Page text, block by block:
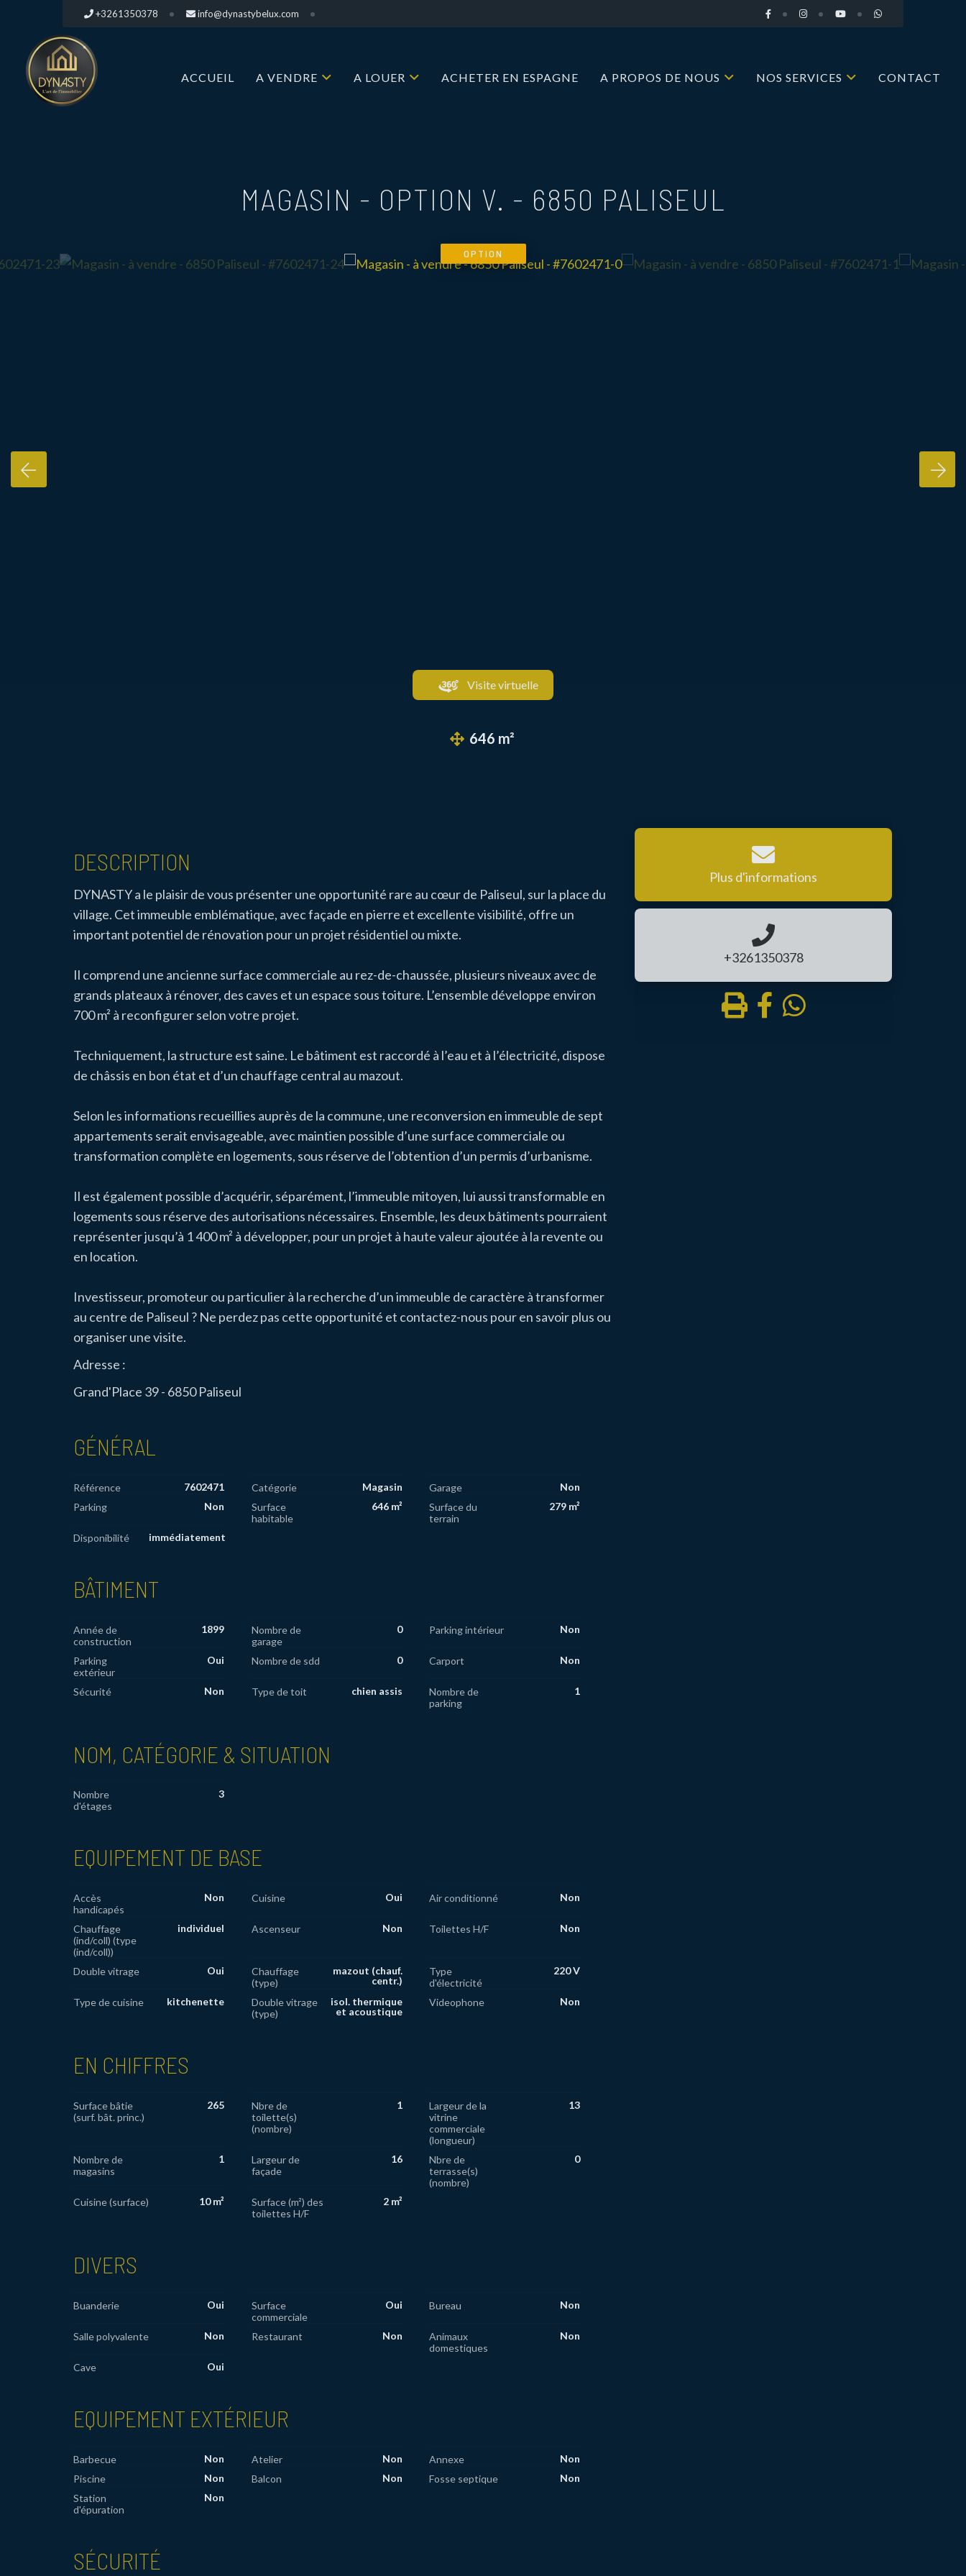
+3261350378 info@dynastybelux.com
ACCUEIL A VENDRE A LOUER ACHETER EN ESPAGNE A PROPOS DE NOUS NOS SERVICES CONTACT
MAGASIN - OPTION V. - 6850 PALISEUL
OPTION
Visite virtuelle
646 m²
DESCRIPTION
DYNASTY a le plaisir de vous présenter une opportunité rare au cœur de Paliseul, sur la place du
village. Cet immeuble emblématique, avec façade en pierre et excellente visibilité, offre un
important potentiel de rénovation pour un projet résidentiel ou mixte.
Il comprend une ancienne surface commerciale au rez-de-chaussée, plusieurs niveaux avec de
grands plateaux à rénover, des caves et un espace sous toiture. L’ensemble développe environ
700 m² à reconfigurer selon votre projet.
Techniquement, la structure est saine. Le bâtiment est raccordé à l’eau et à l’électricité, dispose
de châssis en bon état et d’un chauffage central au mazout.
Selon les informations recueillies auprès de la commune, une reconversion en immeuble de sept
appartements serait envisageable, avec maintien possible d’une surface commerciale ou
transformation complète en logements, sous réserve de l’obtention d’un permis d’urbanisme.
Il est également possible d’acquérir, séparément, l’immeuble mitoyen, lui aussi transformable en
logements sous réserve des autorisations nécessaires. Ensemble, les deux bâtiments pourraient
représenter jusqu’à 1 400 m² à développer, pour un projet à haute valeur ajoutée à la revente ou
en location.
Investisseur, promoteur ou particulier à la recherche d’un immeuble de caractère à transformer
au centre de Paliseul ? Ne perdez pas cette opportunité et contactez-nous pour en savoir plus ou
organiser une visite.
Adresse :
Grand'Place 39 - 6850 Paliseul
GÉNÉRAL
Référence 7602471 Catégorie Magasin Garage
Non
Parking
Non
Surface
habitable
646 m²
Surface du
terrain
279 m²
Disponibilité immédiatement
BÂTIMENT
Année de
construction
1899
Nombre de
garage
0 Parking intérieur Non
Parking
extérieur
Oui Nombre de sdd 0 Carport Non
Sécurité Non Type de toit chien assis
Nombre de
parking
1
NOM, CATÉGORIE & SITUATION
Nombre
d'étages
3
EQUIPEMENT DE BASE
Accès
handicapés
Non Cuisine Oui Air conditionné Non
Chauffage
(ind/coll) (type
(ind/coll))
individuel Ascenseur Non Toilettes H/F Non
Double vitrage Oui
Chauffage
(type)
mazout (chauf.
centr.)
Type
d'électricité
220 V
Type de cuisine kitchenette
Double vitrage
(type)
isol. thermique
et acoustique
Videophone Non
EN CHIFFRES
Surface bâtie
(surf. bât. princ.)
265
Nbre de
toilette(s)
(nombre)
1
Largeur de la
vitrine
commerciale
(longueur)
13
Nombre de
magasins
1
Largeur de
façade
16
Nbre de
terrasse(s)
(nombre)
0
Cuisine (surface) 10 m²
Surface (m²) des
toilettes H/F
2 m²
DIVERS
Buanderie Oui
Surface
commerciale
Oui Bureau Non
Salle polyvalente Non Restaurant Non
Animaux
domestiques
Non
Cave Oui
EQUIPEMENT EXTÉRIEUR
Barbecue Non Atelier Non Annexe
Non
Piscine
Non Balcon Non Fosse septique
Non
Station
d'épuration
Non
SÉCURITÉ
Plus d'informations
+3261350378